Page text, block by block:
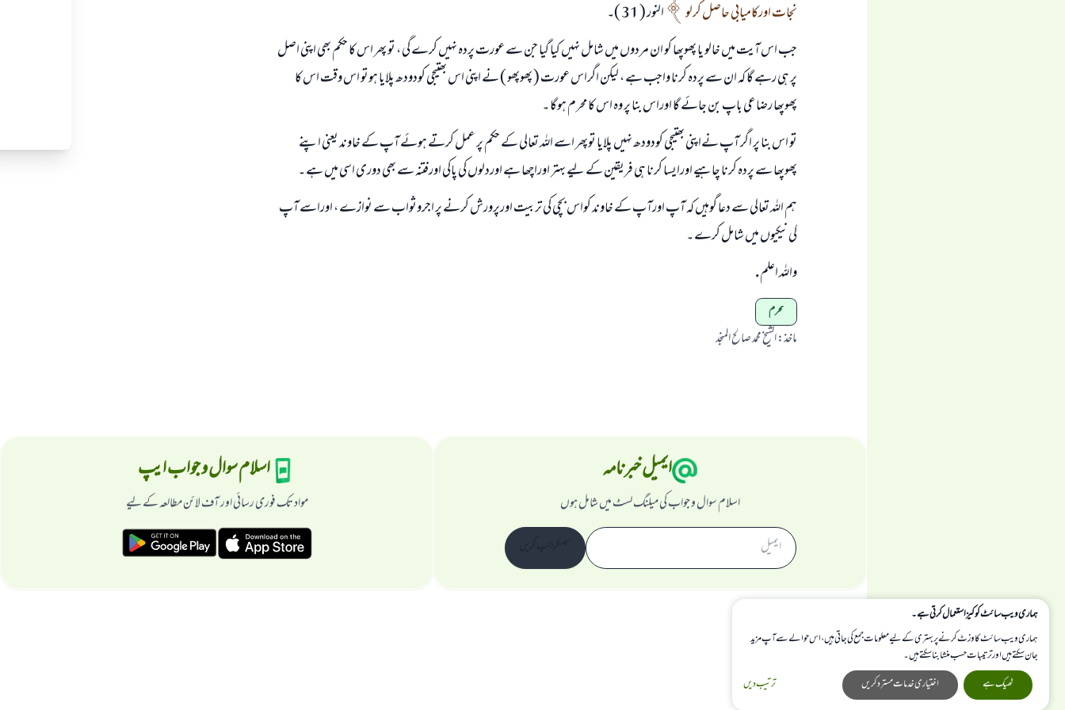
نجات اورکامیابی حاصل کرلو
النور ( 31 )۔
جب اس آیت میں خالو یا پھوپھا کو ان مردوں میں شامل نہیں کیا گيا جن سے عورت پردہ نہيں کرے گی ، تو پھر اس کا حکم بھی اپنی اصل
پر ہی رہے گا کہ ان سے پردہ کرنا واجب ہے ، لیکن اگراس عورت ( پھوپھو ) نے اپنی اس بھتیجی کودودھ پلایا ہوتو اس وقت اس کا
پھوپھا رضاعی باپ بن جائے گا اوراس بنا پر وہ اس کا محرم ہوگا ۔
تو اس بنا پر اگر آپ نےاپنی بھتیجی کودودھ نہيں پلایا توپھر اسے اللہ تعالی کے حکم پر عمل کرتے ہوئے آپ کے خاوند یعنی اپنے
پھوپھا سے پردہ کرنا چاہیے اورایسا کرنا ہی فریقین کے لیے بہتر اوراچھا ہے اوردلوں کی پاکی اورفتنہ سے بھی دوری اسی میں ہے ۔
ہم اللہ تعالی سے دعا گوہیں کہ آپ اورآپ کے خاوند کواس بچی کی تربیت اورپرورش کرنے پر اجروثواب سے نوازے ، اوراسے آپ
کی نیکیوں میں شامل کرے ۔
واللہ اعلم .
محرم
ماخذ:الشیخ محمد صالح المنجد
ایمیل خبرنامہ
اسلام سوال و جواب کی میلنگ لسٹ میں شامل ہوں
اسلام سوال و جواب ایپ
مواد تک فوری رسائی اور آف لائن مطالعہ کے لیے
(مسلم : 1893)
ابھی تعاون کریں
ہماری ویب سائٹ کوکیز استعمال کرتی ہے۔
ہماری ویب سائٹ کا وزٹ کرنے پر بہتری کے لیے معلومات جمع کی جاتی ہیں، اس حوالے سے آپ مزید
جان سکتے ہیں اور ترتیبات حسب منشا بنا سکتے ہیں۔
ترتیب دیں
اختیاری خدمات مسترد کریں ٹھیک ہے